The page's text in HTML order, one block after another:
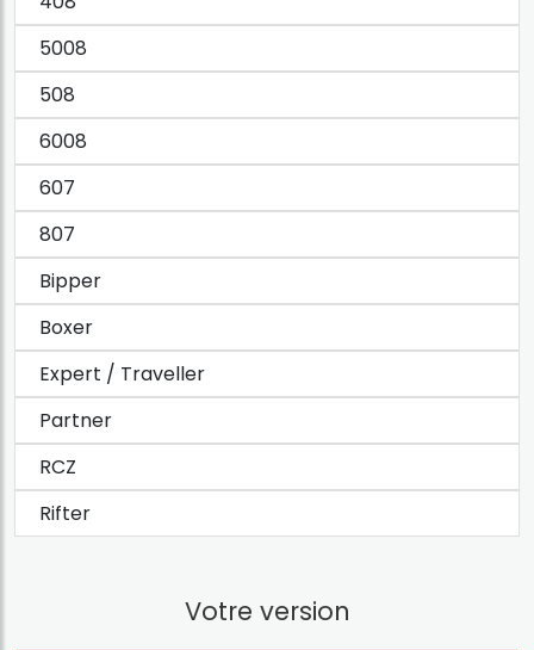
5008
508
6008
607
807
Bipper
Boxer
Expert / Traveller
Partner
RCZ
Rifter
Votre version